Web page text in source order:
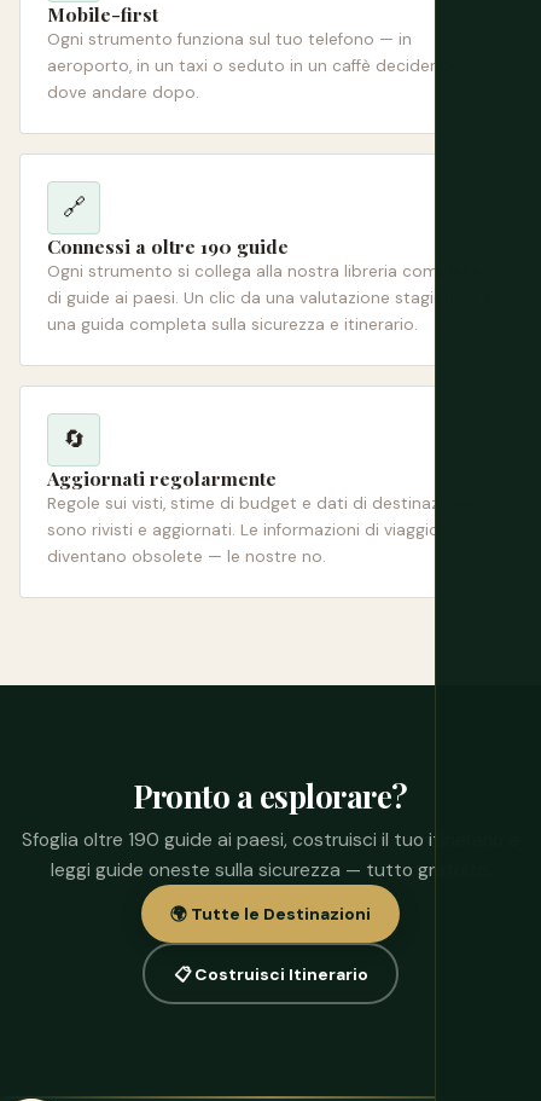
Mobile-first
Ogni strumento funziona sul tuo telefono — in
aeroporto, in un taxi o seduto in un caffè decidendo
dove andare dopo.
🔗
Connessi a oltre 190 guide
Ogni strumento si collega alla nostra libreria completa
di guide ai paesi. Un clic da una valutazione stagionale a
una guida completa sulla sicurezza e itinerario.
🔄
Aggiornati regolarmente
Regole sui visti, stime di budget e dati di destinazione
sono rivisti e aggiornati. Le informazioni di viaggio
diventano obsolete — le nostre no.
Pronto a esplorare?
Sfoglia oltre 190 guide ai paesi, costruisci il tuo itinerario e
leggi guide oneste sulla sicurezza — tutto gratuito.
🌍 Tutte le Destinazioni
📋 Costruisci Itinerario